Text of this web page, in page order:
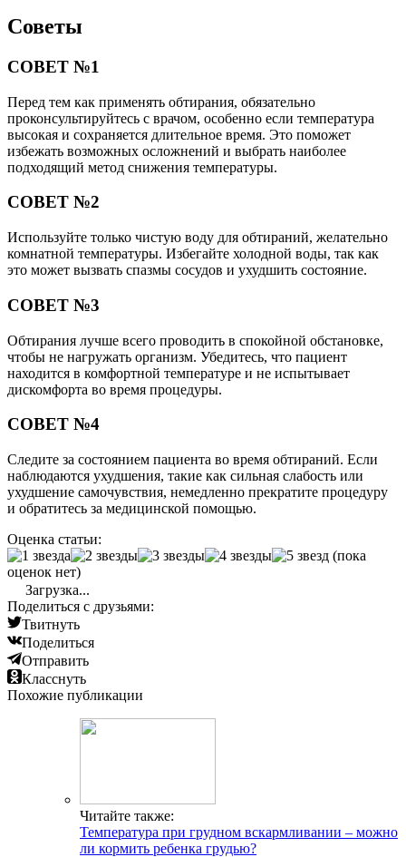
Советы
СОВЕТ №1
Перед тем как применять обтирания, обязательно
проконсультируйтесь с врачом, особенно если температура
высокая и сохраняется длительное время. Это поможет
избежать возможных осложнений и выбрать наиболее
подходящий метод снижения температуры.
СОВЕТ №2
Используйте только чистую воду для обтираний, желательно
комнатной температуры. Избегайте холодной воды, так как
это может вызвать спазмы сосудов и ухудшить состояние.
СОВЕТ №3
Обтирания лучше всего проводить в спокойной обстановке,
чтобы не нагружать организм. Убедитесь, что пациент
находится в комфортной температуре и не испытывает
дискомфорта во время процедуры.
СОВЕТ №4
Следите за состоянием пациента во время обтираний. Если
наблюдаются ухудшения, такие как сильная слабость или
ухудшение самочувствия, немедленно прекратите процедуру
и обратитесь за медицинской помощью.
Оценка статьи:
(пока
оценок нет)
Загрузка...
Поделиться с друзьями:
Твитнуть
Поделиться
Отправить
Класснуть
Похожие публикации
Читайте также:
Температура при грудном вскармливании – можно
ли кормить ребенка грудью?